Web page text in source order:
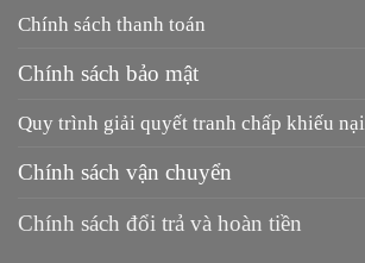
Chính sách thanh toán
Chính sách bảo mật
Quy trình giải quyết tranh chấp khiếu nại
Chính sách vận chuyển
Chính sách đổi trả và hoàn tiền